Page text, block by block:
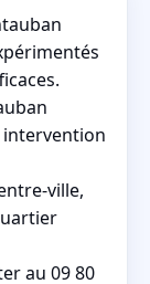
ville,
au 09 80